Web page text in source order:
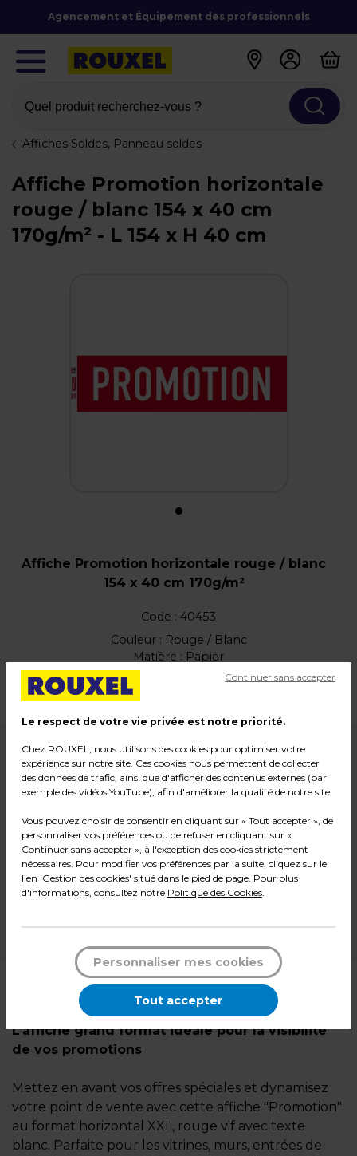
Agencement et Équipement des professionnels
Quel produit recherchez-vous ?
Affiches Soldes, Panneau soldes
Affiche Promotion horizontale
rouge / blanc 154 x 40 cm
170g/m² - L 154 x H 40 cm
Affiche Promotion horizontale rouge / blanc
154 x 40 cm 170g/m²
Code : 40453
Couleur : Rouge / Blanc
Matière : Papier
Dimensions : L 154 x H 40 cm
14,90€ HT
17,88 € TTC*
l'unité
Quantité - +
Ajouter au panier
Description
L’affiche grand format idéale pour la visibilité
de vos promotions
Mettez en avant vos offres spéciales et dynamisez
votre point de vente avec cette affiche "Promotion"
au format horizontal XXL, rouge vif avec texte
blanc. Parfaite pour les vitrines, murs, entrées de
Le respect de votre vie privée est notre priorité.
Chez ROUXEL, nous utilisons des cookies pour optimiser votre
expérience sur notre site. Ces cookies nous permettent de collecter
des données de trafic, ainsi que d'afficher des contenus externes (par
exemple des vidéos YouTube), afin d'améliorer la qualité de notre site.
Vous pouvez choisir de consentir en cliquant sur « Tout accepter », de
personnaliser vos préférences ou de refuser en cliquant sur «
Continuer sans accepter », à l'exception des cookies strictement
nécessaires. Pour modifier vos préférences par la suite, cliquez sur le
lien 'Gestion des cookies' situé dans le pied de page. Pour plus
d'informations, consultez notre Politique des Cookies.
Continuer sans accepter
Personnaliser mes cookies
Tout accepter